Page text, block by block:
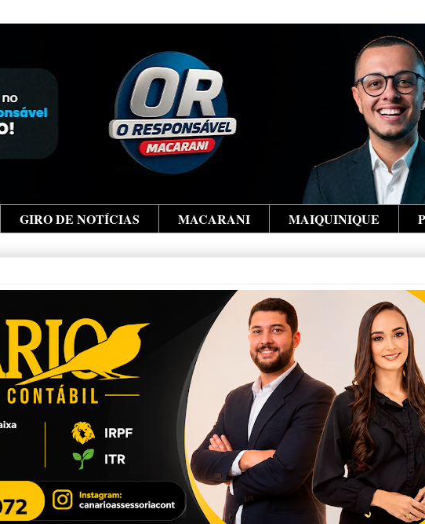
GIRO DE NOTÍCIAS MACARANI MAIQUINIQUE